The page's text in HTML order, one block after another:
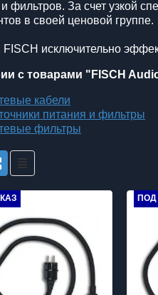
и фильтров. За счет узкой
в своей ценовой группе.
FISCH исключительно
с товарами "FISCH
кабели
питания и фильтры
фильтры
ПОД